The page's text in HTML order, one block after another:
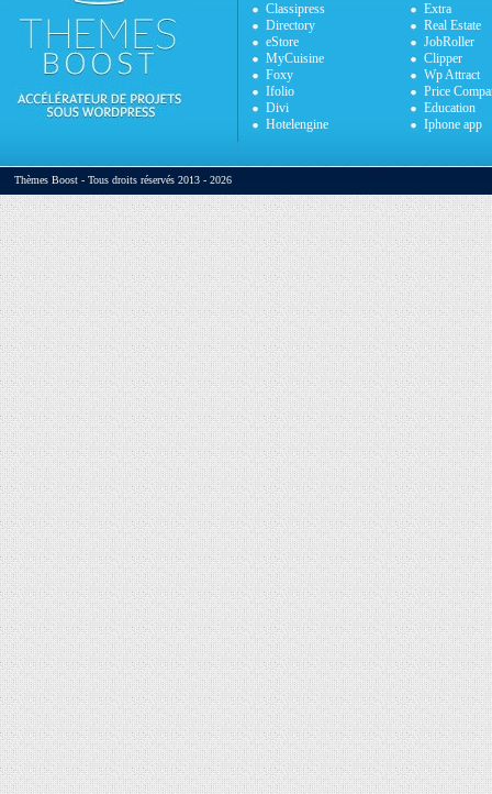
Classipress
Extra
Directory
Real Estate
eStore
JobRoller
MyCuisine
Clipper
Foxy
Wp Attract
Ifolio
Price
Divi
Education
Hotelengine
Iphone app
Thèmes Boost - Tous droits réservés 2013 - 2026